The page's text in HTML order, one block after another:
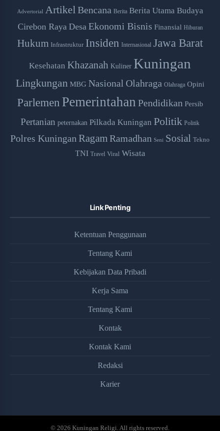
Advertorial Artikel Bencana Berita Berita Utama Budaya
Cirebon Raya Desa Ekonomi Bisnis Finansial Hiburan
Hukum Infrastruktur Insiden Internasional Jawa Barat
Kesehatan Khazanah Kuliner Kuningan
Lingkungan MBG Nasional Olahraga Olahraga Opini
Parlemen Pemerintahan Pendidikan Persib
Pertanian peternakan Pilkada Kuningan Politik Politik
Polres KuninganRagamRamadhan Seni Sosial Tekno
TNI Travel Viral Wisata
Link Penting
Ketentuan Penggunaan
Tentang Kami
Kebijakan Data Pribadi
Kerja Sama
Tentang Kami
Kontak
Kontak Kami
Redaksi
Karier
© 2026 Kuningan Religi. All rights reserved.